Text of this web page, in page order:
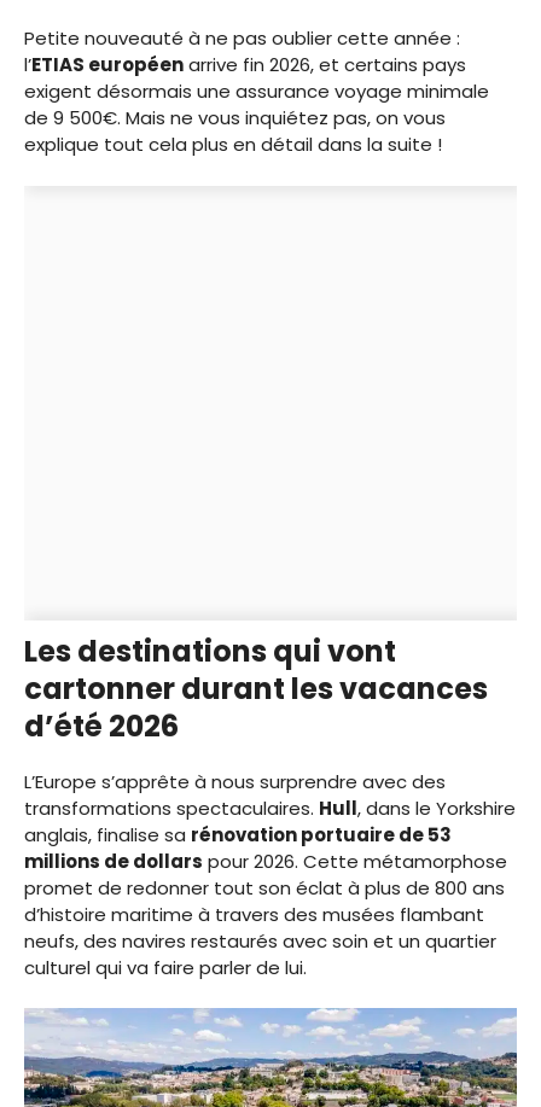
Petite nouveauté à ne pas oublier cette année :
l’ETIAS européenarrive fin 2026, et certains pays
exigent désormais une assurance voyage minimale
de 9 500€. Mais ne vous inquiétez pas, on vous
explique tout cela plus en détail dans la suite !
Les destinations qui vont
cartonner durant les vacances
d’été 2026
L’Europe s’apprête à nous surprendre avec des
transformations spectaculaires. Hull, dans le Yorkshire
anglais, finalise sa rénovation portuaire de 53
millions de dollars pour 2026. Cette métamorphose
promet de redonner tout son éclat à plus de 800 ans
d’histoire maritime à travers des musées flambant
neufs, des navires restaurés avec soin et un quartier
culturel qui va faire parler de lui.